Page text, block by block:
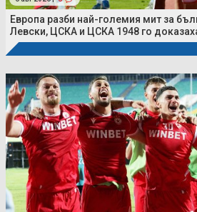
Европа разби най-големия мит за
Левски, ЦСКА и ЦСКА 1948 го